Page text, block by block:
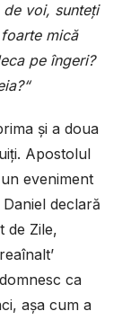
voi, sunteți
mică
pe îngeri?
și a doua
Apostolul
eveniment
declară
de Zile,
ca
așa cum a